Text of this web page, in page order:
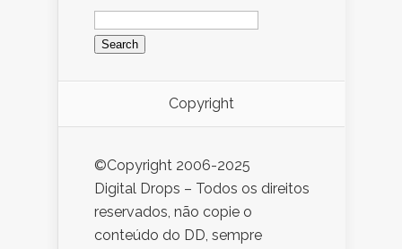
Search
for:
Copyright
©Copyright 2006-2025
Digital Drops – Todos os direitos
reservados, não copie o
conteúdo do DD, sempre